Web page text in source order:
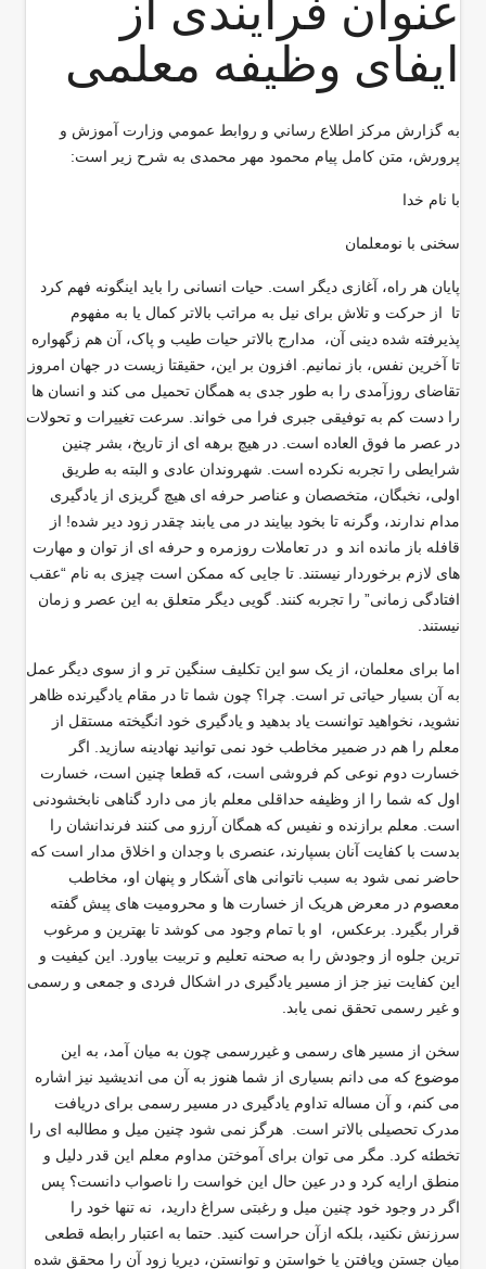
عنوان فرایندی از
ایفای وظیفه معلمی
به گزارش مركز اطلاع رساني و روابط عمومي وزارت آموزش و
پرورش، متن کامل پیام محمود مهر محمدی به شرح زير است:
با نام خدا
سخنی با نومعلمان
پایان هر راه، آغازی دیگر است. حیات انسانی را باید اینگونه فهم کرد
تا از حرکت و تلاش برای نیل به مراتب بالاتر کمال یا به مفهوم
پذیرفته شده دینی آن، مدارج بالاتر حیات طیب و پاک، آن هم زگهواره
تا آخرین نفس، باز نمانیم. افزون بر این، حقیقتا زیست در جهان امروز
تقاضای روزآمدی را به طور جدی به همگان تحمیل می کند و انسان ها
را دست کم به توفیقی جبری فرا می خواند. سرعت تغییرات و تحولات
در عصر ما فوق العاده است. در هیچ برهه ای از تاریخ، بشر چنین
شرایطی را تجربه نکرده است. شهروندان عادی و البته به طریق
اولی، نخبگان، متخصصان و عناصر حرفه ای هیچ گریزی از یادگیری
مدام ندارند، وگرنه تا بخود بیایند در می یابند چقدر زود دیر شده! از
قافله باز مانده اند و در تعاملات روزمره و حرفه ای از توان و مهارت
های لازم برخوردار نیستند. تا جایی که ممکن است چیزی به نام “عقب
افتادگی زمانی” را تجربه کنند. گویی دیگر متعلق به این عصر و زمان
نیستند
اما برای معلمان، از یک سو این تکلیف سنگین تر و از سوی دیگر عمل
به آن بسیار حیاتی تر است. چرا؟ چون شما تا در مقام یادگیرنده ظاهر
نشوید، نخواهید توانست یاد بدهید و یادگیری خود انگیخته مستقل از
معلم را هم در ضمیر مخاطب خود نمی توانید نهادینه سازید. اگر
خسارت دوم نوعی کم فروشی است، که قطعا چنین است، خسارت
اول که شما را از وظیفه حداقلی معلم باز می دارد گناهی نابخشودنی
است. معلم برازنده و نفیس که همگان آرزو می کنند فرندانشان را
بدست با کفایت آنان بسپارند، عنصری با وجدان و اخلاق مدار است که
حاضر نمی شود به سبب ناتوانی های آشکار و پنهان او، مخاطب
معصوم در معرض هریک از خسارت ها و محرومیت های پیش گفته
قرار بگیرد. برعکس، او با تمام وجود می کوشد تا بهترین و مرغوب
ترین جلوه از وجودش را به صحنه تعلیم و تربیت بیاورد. این کیفیت و
این کفایت نیز جز از مسیر یادگیری در اشکال فردی و جمعی و رسمی
و غیر رسمی تحقق نمی یابد
سخن از مسیر های رسمی و غیررسمی چون به میان آمد، به این
موضوع که می دانم بسیاری از شما هنوز به آن می اندیشید نیز اشاره
می کنم، و آن مساله تداوم یادگیری در مسیر رسمی برای دریافت
مدرک تحصیلی بالاتر است. هرگز نمی شود چنین میل و مطالبه ای را
تخطئه کرد. مگر می توان برای آموختن مداوم معلم این قدر دلیل و
منطق ارایه کرد و در عین حال این خواست را ناصواب دانست؟ پس
اگر در وجود خود چنین میل و رغبتی سراغ دارید، نه تنها خود را
سرزنش نکنید، بلکه ازآن حراست کنید. حتما به اعتبار رابطه قطعی
میان جستن ویافتن یا خواستن و توانستن، دیریا زود آن را محقق شده